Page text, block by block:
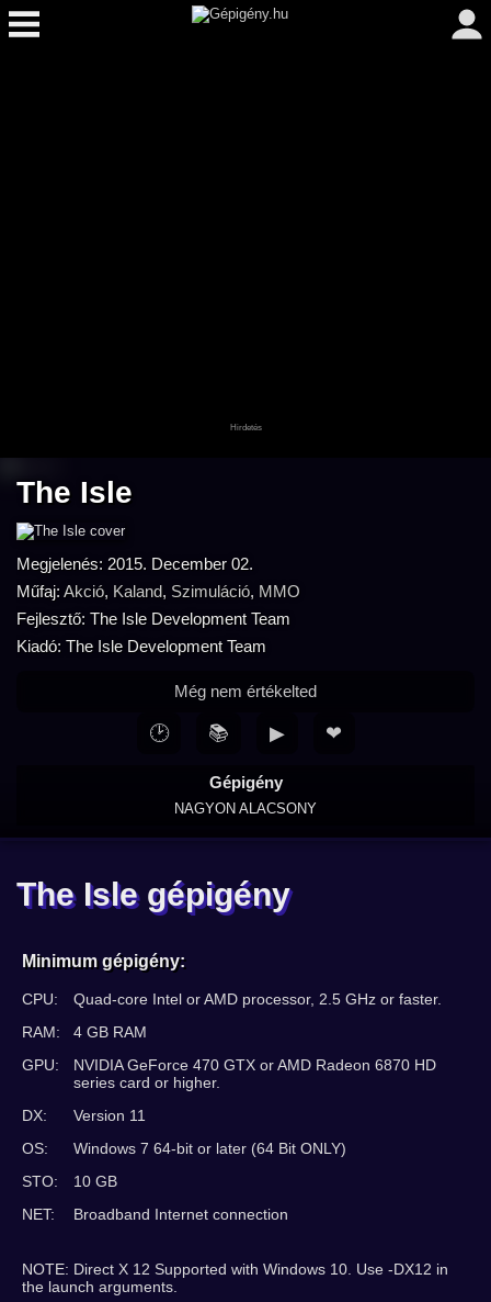
The Isle
Megjelenés: 2015. December 02.
Műfaj: Akció, Kaland, Szimuláció, MMO
Fejlesztő: The Isle Development Team
Kiadó: The Isle Development Team
Gépigény
NAGYON ALACSONY
Még nem értékelted
🕑 📚 ▶ ❤
The Isle gépigény
Minimum gépigény:
CPU:
Quad-core Intel or AMD processor, 2.5 GHz or faster.
RAM:
4 GB RAM
GPU:
NVIDIA GeForce 470 GTX or AMD Radeon 6870 HD
series card or higher.
DX:
Version 11
OS:
Windows 7 64-bit or later (64 Bit ONLY)
STO:
10 GB
NET:
Broadband Internet connection
NOTE: Direct X 12 Supported with Windows 10. Use -DX12 in
the launch arguments.